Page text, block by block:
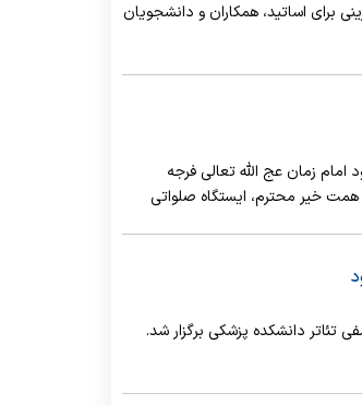
برای اساتید، همکاران و دانشجویان
زمان عج الله تعالی فرجه
همت خیر محترم، ایستگاه صلواتی
تئاتر دانشکده پزشکی برگزار شد.